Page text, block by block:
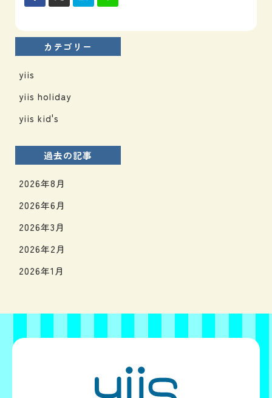
カテゴリー
yiis
yiis holiday
yiis kid's
過去の記事
2026年8月
2026年6月
2026年3月
2026年2月
2026年1月